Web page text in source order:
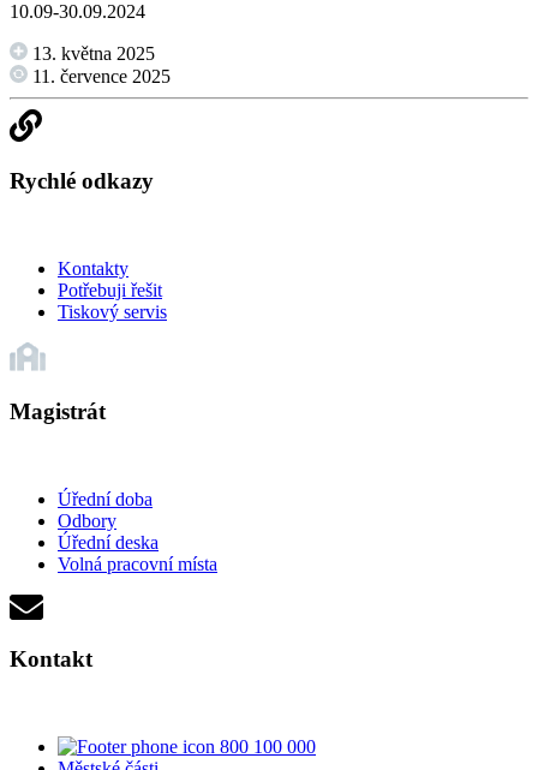
10.09-30.09.2024
13. května 2025
11. července 2025
Rychlé odkazy
Kontakty
Potřebuji řešit
Tiskový servis
Magistrát
Úřední doba
Odbory
Úřední deska
Volná pracovní místa
Kontakt
800 100 000